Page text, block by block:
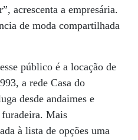
acrescenta a empresária.
de moda compartilhada
público é a locação de
a rede Casa do
desde andaimes e
furadeira. Mais
à lista de opções uma